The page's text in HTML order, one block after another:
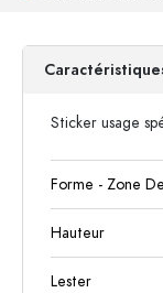
Sticker usage
Forme - Zone
Hauteur
Lester